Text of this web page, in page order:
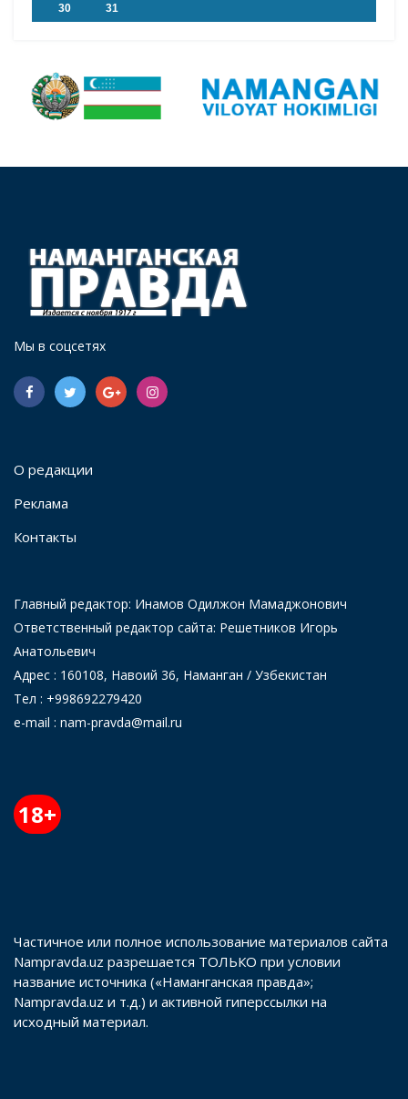
30 31
Мы в соцсетях
О редакции
Реклама
Контакты
Главный редактор: Инамов Одилжон Мамаджонович
Ответственный редактор сайта: Решетников Игорь
Анатольевич
Адрес : 160108, Навоий 36, Наманган / Узбекистан
Тел : +998692279420
e-mail : nam-pravda@mail.ru
18+
Частичное или полное использование материалов сайта
Nampravda.uz разрешается ТОЛЬКО при условии
название источника («Наманганская правда»;
Nampravda.uz и т.д.) и активной гиперссылки на
исходный материал.